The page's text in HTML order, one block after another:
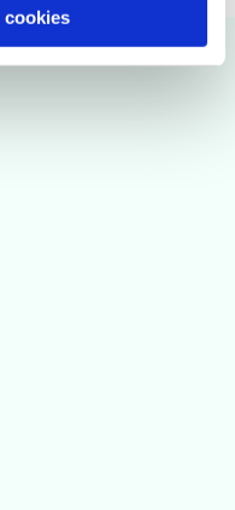
cookies